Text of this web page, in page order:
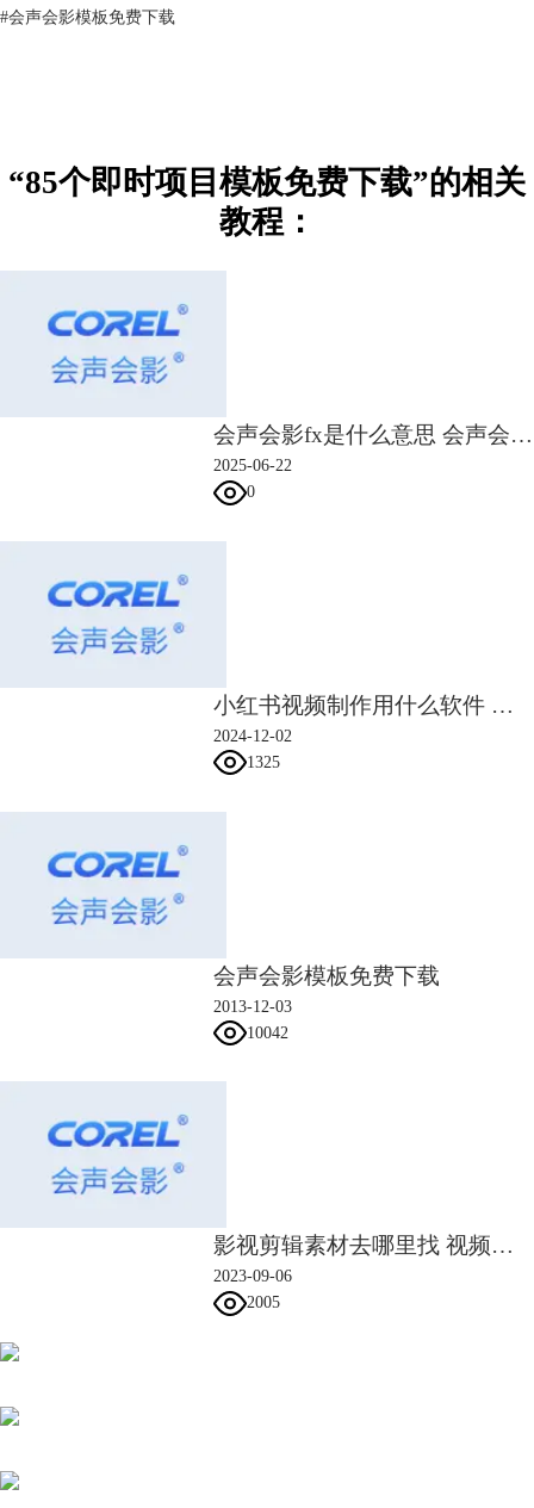
#会声会影模板免费下载
“85个即时项目模板免费下载”的相关
教程：
会声会影fx是什么意思 会声会影fx怎么使用
2025-06-22
0
小红书视频制作用什么软件 小红书视频怎么制作关注度高的视频
2024-12-02
1325
会声会影模板免费下载
2013-12-03
10042
影视剪辑素材去哪里找 视频剪辑素材免费网站
2023-09-06
2005